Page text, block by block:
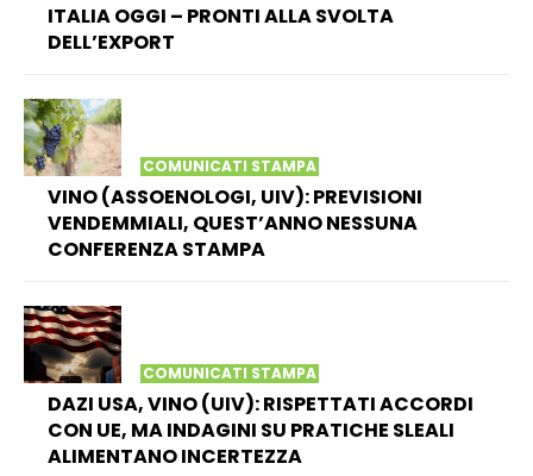
ITALIA OGGI – PRONTI ALLA SVOLTA
DELL’EXPORT
COMUNICATI STAMPA
VINO (ASSOENOLOGI, UIV): PREVISIONI
VENDEMMIALI, QUEST’ANNO NESSUNA
CONFERENZA STAMPA
COMUNICATI STAMPA
DAZI USA, VINO (UIV): RISPETTATI ACCORDI
CON UE, MA INDAGINI SU PRATICHE SLEALI
ALIMENTANO INCERTEZZA